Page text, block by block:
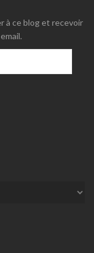
à ce blog et recevoir